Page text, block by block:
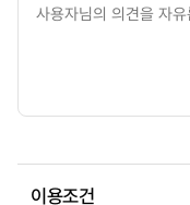
이용조건